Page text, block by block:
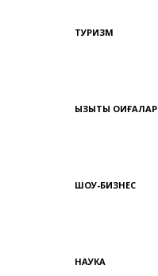
ТУРИЗМ
ҚЫЗЫҚТЫ ОҚИҒАЛАР
ШОУ-БИЗНЕС
НАУКА